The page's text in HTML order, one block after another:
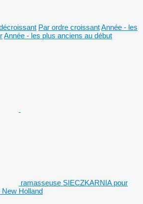
Par ordre croissantAnnée - les
Année - les plus anciens au début
ramasseuse SIECZKARNIA pour
Holland